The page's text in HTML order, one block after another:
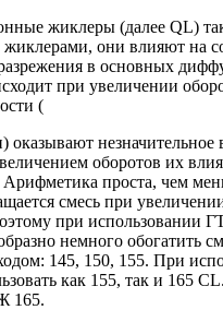
жиклеры (далее QL)
они влияют на
в основных
при увеличении
(
оказывают незначительное
оборотов их
Арифметика проста, чем
смесь при
при использовании
немного обогатить
145, 150, 155. При
как 155, так и 165
165.